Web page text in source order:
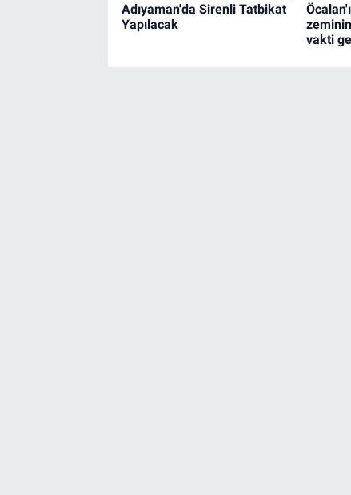
Adıyaman'da Sirenli Tatbikat
Yapılacak
vakti